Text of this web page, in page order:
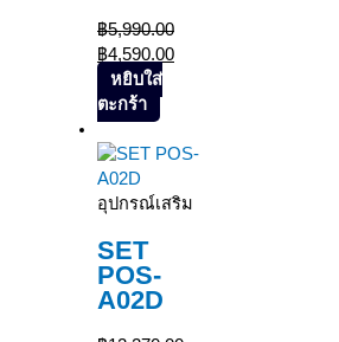
฿5,990.00
฿4,590.00
หยิบใส่
ตะกร้า
อุปกรณ์เสริม
SET
POS-
A02D